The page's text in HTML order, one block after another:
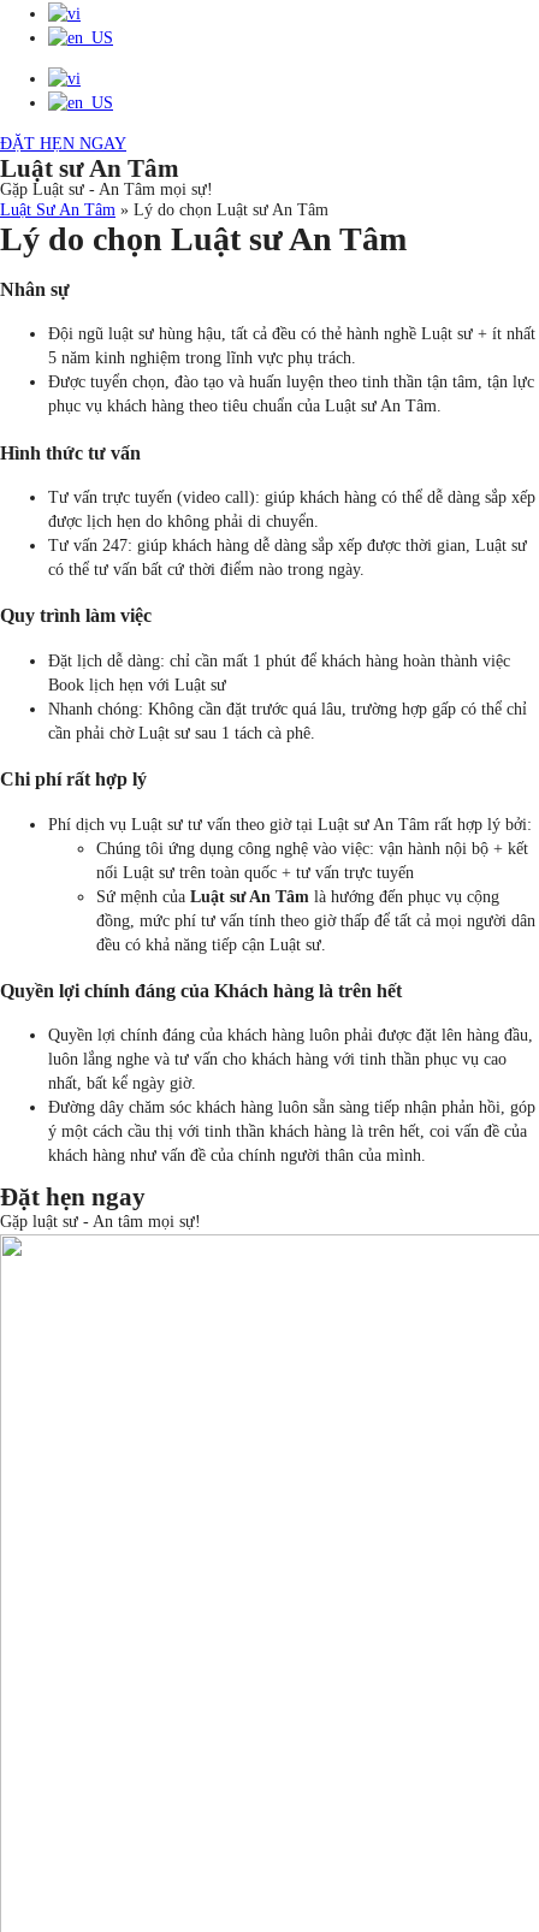
ĐẶT HẸN NGAY
Luật sư An Tâm
Gặp Luật sư - An Tâm mọi sự!
Luật Sư An Tâm » Lý do chọn Luật sư An Tâm
Lý do chọn Luật sư An Tâm
Nhân sự
Đội ngũ luật sư hùng hậu, tất cả đều có thẻ hành nghề Luật sư + ít nhất
5 năm kinh nghiệm trong lĩnh vực phụ trách.
Được tuyển chọn, đào tạo và huấn luyện theo tinh thần tận tâm, tận lực
phục vụ khách hàng theo tiêu chuẩn của Luật sư An Tâm.
Hình thức tư vấn
Tư vấn trực tuyến (video call): giúp khách hàng có thể dễ dàng sắp xếp
được lịch hẹn do không phải di chuyển.
Tư vấn 247: giúp khách hàng dễ dàng sắp xếp được thời gian, Luật sư
có thể tư vấn bất cứ thời điểm nào trong ngày.
Quy trình làm việc
Đặt lịch dễ dàng: chỉ cần mất 1 phút để khách hàng hoàn thành việc
Book lịch hẹn với Luật sư
Nhanh chóng: Không cần đặt trước quá lâu, trường hợp gấp có thể chỉ
cần phải chờ Luật sư sau 1 tách cà phê.
Chi phí rất hợp lý
Phí dịch vụ Luật sư tư vấn theo giờ tại Luật sư An Tâm rất hợp lý bởi:
Chúng tôi ứng dụng công nghệ vào việc: vận hành nội bộ + kết
nối Luật sư trên toàn quốc + tư vấn trực tuyến
Sứ mệnh của Luật sư An Tâm là hướng đến phục vụ cộng
đồng, mức phí tư vấn tính theo giờ thấp để tất cả mọi người dân
đều có khả năng tiếp cận Luật sư.
Quyền lợi chính đáng của Khách hàng là trên hết
Quyền lợi chính đáng của khách hàng luôn phải được đặt lên hàng đầu,
luôn lắng nghe và tư vấn cho khách hàng với tinh thần phục vụ cao
nhất, bất kể ngày giờ.
Đường dây chăm sóc khách hàng luôn sẵn sàng tiếp nhận phản hồi, góp
ý một cách cầu thị với tinh thần khách hàng là trên hết, coi vấn đề của
khách hàng như vấn đề của chính người thân của mình.
Đặt hẹn ngay
Gặp luật sư - An tâm mọi sự!